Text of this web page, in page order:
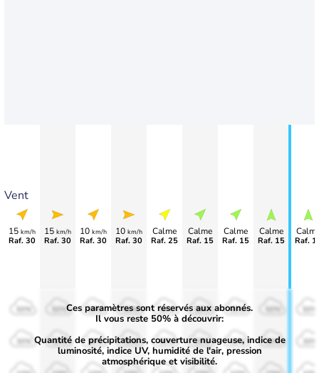
Vent
15 km/h
Raf. 30
15 km/h
Raf. 30
10 km/h
Raf. 30
10 km/h
Raf. 30
Calme
Raf. 25
Calme
Raf. 15
Calme
Raf. 15
Calme
Raf. 15 Raf.
50%
30%
50%
30%
50%
30%
50%
30%
50%
30%
50%
30%
50%
30% 30% 30%
Ces paramètres sont réservés aux abonnés.
Il vous reste 50% à découvrir:
Quantité de précipitations, couverture nuageuse, indice de
luminosité, indice UV, humidité de l'air, pression
atmosphérique et visibilité.